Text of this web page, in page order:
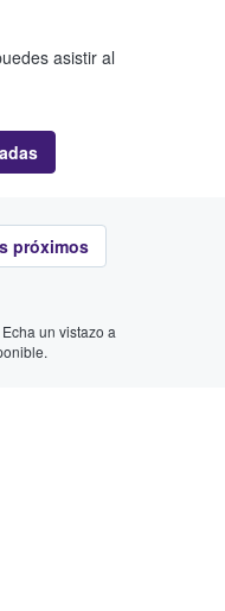
asistir al
próximos
un vistazo a